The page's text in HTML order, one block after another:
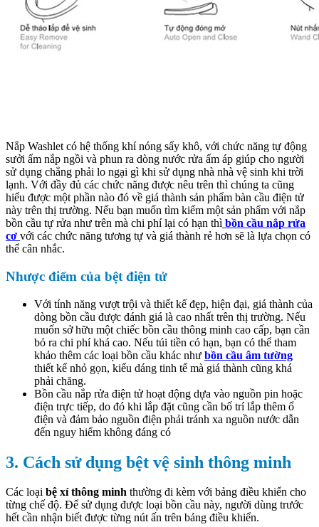
Nắp Washlet có hệ thống khí nóng sấy khô, với chức năng tự động
sưởi ấm nắp ngồi và phun ra dòng nước rửa ấm áp giúp cho người
sử dụng chẳng phải lo ngại gì khi sử dụng nhà nhà vệ sinh khi trời
lạnh. Với đầy đủ các chức năng được nêu trên thì chúng ta cũng
hiểu được một phần nào đó về giá thành sản phẩm bàn cầu điện tử
này trên thị trường. Nếu bạn muốn tìm kiếm một sản phẩm với nắp
bồn cầu tự rửa như trên mà chi phí lại có hạn thì bồn cầu nắp rửa
cơ với các chức năng tương tự và giá thành rẻ hơn sẽ là lựa chọn có
thể cân nhắc.
Nhược điểm của bệt điện tử
Với tính năng vượt trội và thiết kế đẹp, hiện đại, giá thành của
dòng bồn cầu được đánh giá là cao nhất trên thị trường. Nếu
muốn sở hữu một chiếc bồn cầu thông minh cao cấp, bạn cần
bỏ ra chi phí khá cao. Nếu túi tiền có hạn, bạn có thể tham
khảo thêm các loại bồn cầu khác như bồn cầu âm tường
thiết kế nhỏ gọn, kiểu dáng tinh tế mà giá thành cũng khá
phải chăng.
Bồn cầu nắp rửa điện tử hoạt động dựa vào nguồn pin hoặc
điện trực tiếp, do đó khi lắp đặt cũng cần bố trí lắp thêm ổ
điện và đảm bảo nguồn điện phải tránh xa nguồn nước dẫn
đến nguy hiểm không đáng có
3. Cách sử dụng bệt vệ sinh thông minh
Các loại bệ xí thông minh thường đi kèm với bảng điều khiển cho
từng chế độ. Để sử dụng được loại bồn cầu này, người dùng trước
hết cần nhận biết được từng nút ấn trên bảng điều khiển.